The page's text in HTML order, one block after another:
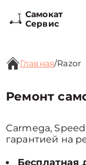
Самокат
Сервис
Главная/Razor
Ремонт
Carmega,
гарантией на
Бесплатная